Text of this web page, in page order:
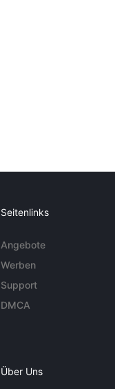
Seitenlinks
Angebote
Werben
Support
DMCA
Über Uns